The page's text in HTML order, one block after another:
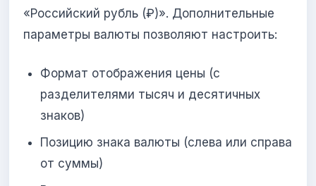
«Российский рубль (₽)». Дополнительные
параметры валюты позволяют настроить:
Формат отображения цены (с
разделителями тысяч и десятичных
знаков)
Позицию знака валюты (слева или справа
от суммы)